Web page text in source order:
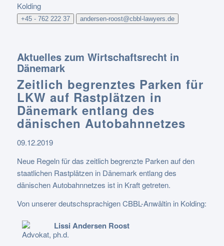
Kolding
+45 - 762 222 37 andersen-roost@cbbl-lawyers.de
Aktuelles zum Wirtschaftsrecht in
Dänemark
Zeitlich begrenztes Parken für
LKW auf Rastplätzen in
Dänemark entlang des
dänischen Autobahnnetzes
09.12.2019
Neue Regeln für das zeitlich begrenzte Parken auf den
staatlichen Rastplätzen in Dänemark entlang des
dänischen Autobahnnetzes ist in Kraft getreten.
Von unserer deutschsprachigen CBBL-Anwältin in Kolding:
Lissi Andersen Roost
Advokat, ph.d.